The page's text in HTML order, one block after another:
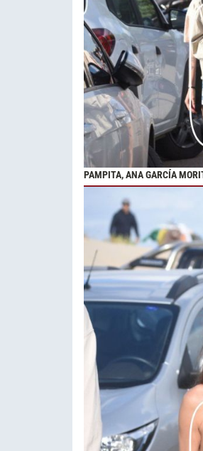
PAMPITA, ANA GARCÍA